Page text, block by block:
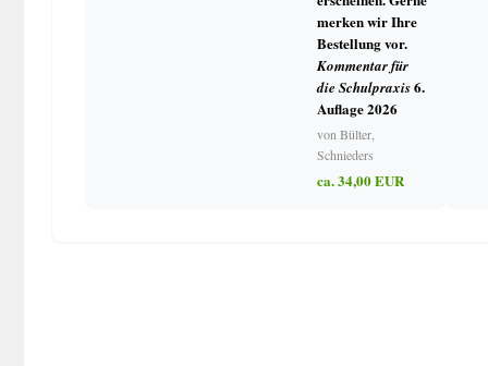
merken wir Ihre
Bestellung vor.
Kommentar für
die Schulpraxis6.
Auflage 2026
von Bülter,
Schnieders
ca. 34,00 EUR